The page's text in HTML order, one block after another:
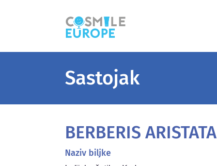
Sastojak
BERBERIS
Naziv biljke